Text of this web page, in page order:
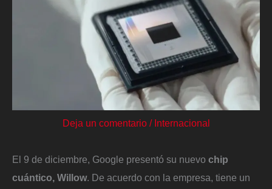
Deja un comentario / Internacional
El 9 de diciembre, Google presentó su nuevo chip
cuántico, Willow. De acuerdo con la empresa, tiene un